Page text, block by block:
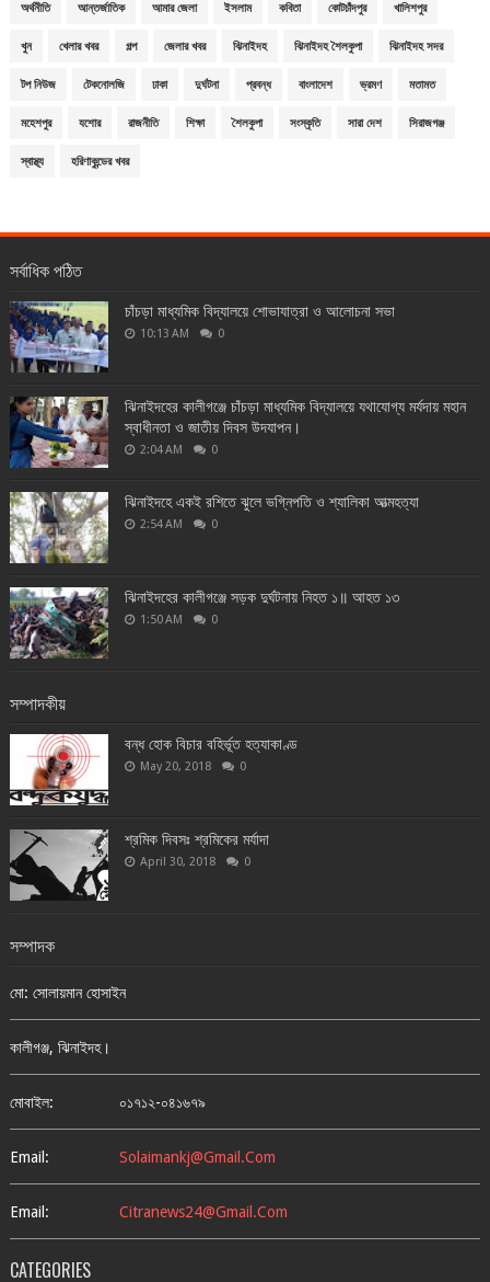
অর্থনীতি আন্তর্জাতিক আমার জেলা ইসলাম কবিতা কোটচাঁদপুর খালিশপুর
খুন খেলার খবর গল্প জেলার খবর ঝিনাইদহ ঝিনাইদহ শৈলকুপা ঝিনাইদহ সদর
টপ নিউজ টেকনোলজি ঢাকা দুর্ঘটনা প্রবন্ধ বাংলাদেশ ভ্রমণ মতামত
মহেশপুর যশোর রাজনীতি শিক্ষা শৈলকুপা সংস্কৃতি সারা দেশ সিরাজগঞ্জ
স্বাস্থ্য হরিণাকুন্ডের খবর
সর্বাধিক পঠিত
চাঁচড়া মাধ্যমিক বিদ্যালয়ে শোভাযাত্রা ও আলোচনা সভা
10:13 AM 0
ঝিনাইদহের কালীগঞ্জে চাঁচড়া মাধ্যমিক বিদ্যালয়ে যথাযোগ্য মর্যদায় মহান
স্বাধীনতা ও জাতীয় দিবস উদযাপন।
2:04 AM 0
ঝিনাইদহে একই রশিতে ঝুলে ভগ্নিপতি ও শ্যালিকা আত্মহত্যা
2:54 AM 0
ঝিনাইদহের কালীগঞ্জে সড়ক দুর্ঘটনায় নিহত ১॥ আহত ১৩
1:50 AM 0
সম্পাদকীয়
বন্ধ হোক বিচার বহির্ভূত হত্যাকাণ্ড
May 20, 2018 0
শ্রমিক দিবসঃ শ্রমিকের মর্যাদা
April 30, 2018 0
সম্পাদক
মো: সোলায়মান হোসাইন
কালীগঞ্জ, ঝিনাইদহ।
মোবাইল: ০১৭১২-০৪১৬৭৯
Email: Solaimankj@gmail.com
Email: Citranews24@gmail.com
CATEGORIES